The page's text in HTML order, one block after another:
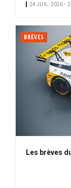
24 JUIL. 2026 •
BRÈVES
Les brèves